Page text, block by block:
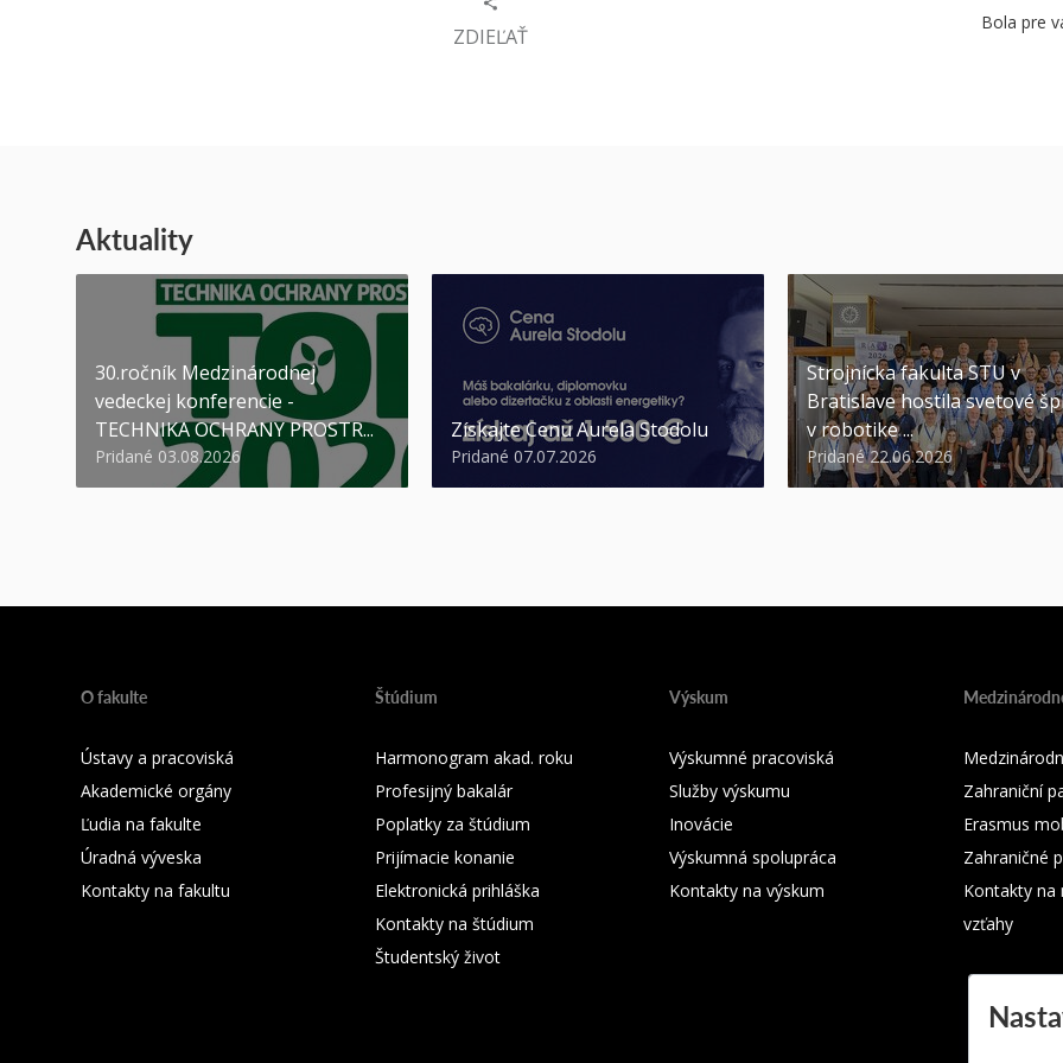
ZDIEĽAŤ
Bola pre
Aktuality
30.ročník Medzinárodnej
vedeckej konferencie -
TECHNIKA OCHRANY PROSTR...
Pridané 03.08.2026
Získajte Cenu Aurela Stodolu
Pridané 07.07.2026
Strojnícka fakulta STU v
Bratislave hostila svetové
v robotike ...
Pridané 22.06.2026
O fakulte
Ústavy a pracoviská
Akademické orgány
Ľudia na fakulte
Úradná výveska
Kontakty na fakultu
Štúdium
Harmonogram akad. roku
Profesijný bakalár
Poplatky za štúdium
Prijímacie konanie
Elektronická prihláška
Kontakty na štúdium
Študentský život
Výskum
Výskumné pracoviská
Služby výskumu
Inovácie
Výskumná spolupráca
Kontakty na výskum
Zahraniční
Erasmus
Zahraničné
Kontakty na
vzťahy